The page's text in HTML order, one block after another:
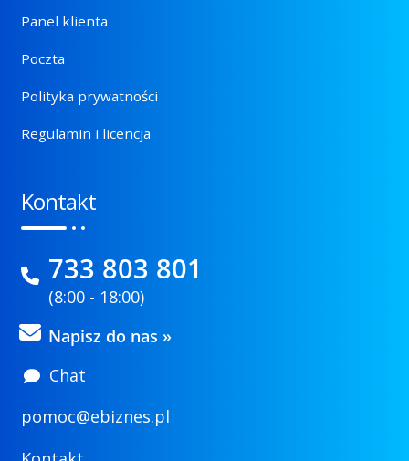
Panel klienta
Poczta
Polityka prywatności
Regulamin i licencja
Kontakt
733 803 801
(8:00 - 18:00)
Napisz do nas »
Chat
pomoc@ebiznes.pl